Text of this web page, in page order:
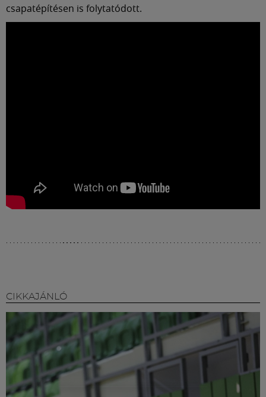
csapatépítésen is folytatódott.
CIKKAJÁNLÓ